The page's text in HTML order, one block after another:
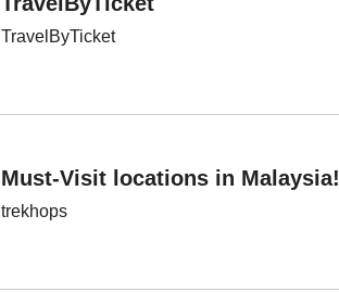
TravelByTicket
Must-Visit locations in Malaysia!
trekhops